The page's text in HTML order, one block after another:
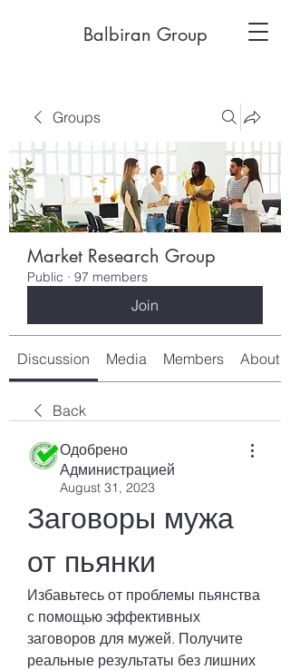
Balbiran Group
Groups
Market Research Group
Public · 97 members
Join
Discussion Media Members About
Back
Одобрено
Администрацией
August 31, 2023
Заговоры мужа
от пьянки
Избавьтесь от проблемы пьянства
с помощью эффективных
заговоров для мужей. Получите
реальные результаты без лишних